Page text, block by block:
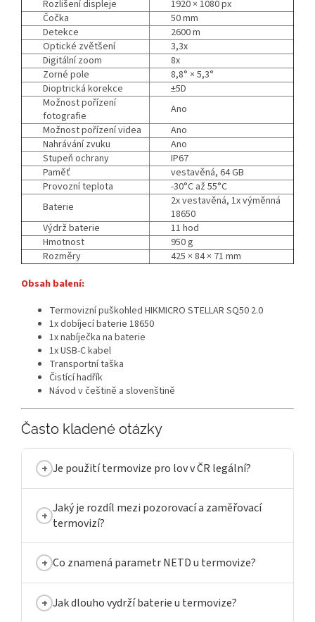
Rozlišení displeje
1920 × 1080 px
Čočka
50 mm
Detekce
2600 m
Optické zvětšení
3,3x
Digitální zoom
8x
Zorné pole
8,8° × 5,3°
Dioptrická korekce
±5D
Možnost pořízení
fotografie
Ano
Možnost pořízení videa
Ano
Nahrávání zvuku
Ano
Stupeň ochrany
IP67
Paměť
vestavěná, 64 GB
Provozní teplota
-30°C až 55°C
Baterie
2x vestavěná, 1x výměnná
18650
Výdrž baterie
11 hod
Hmotnost
950 g
Rozměry
425 × 84 × 71 mm
Obsah balení:
Termovizní puškohled HIKMICRO STELLAR SQ50 2.0
1x dobíjecí baterie 18650
1x nabíječka na baterie
1x USB-C kabel
Transportní taška
Čistící hadřík
Návod v češtině a slovenštině
Často kladené otázky
Je použití termovize pro lov v ČR legální?
Jaký je rozdíl mezi pozorovací a zaměřovací
termovizí?
Co znamená parametr NETD u termovize?
Jak dlouho vydrží baterie u termovize?